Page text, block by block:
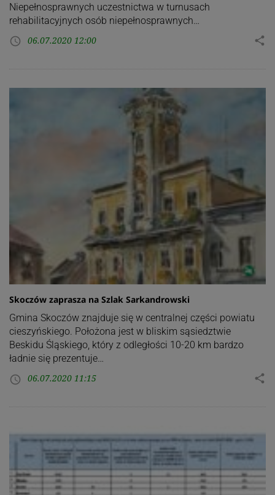
Niepełnosprawnych uczestnictwa w turnusach
rehabilitacyjnych osób niepełnosprawnych…
access_time 06.07.2020 12:00 share
Skoczów zaprasza na Szlak Sarkandrowski
Gmina Skoczów znajduje się w centralnej części powiatu
cieszyńskiego. Położona jest w bliskim sąsiedztwie
Beskidu Śląskiego, który z odległości 10-20 km bardzo
ładnie się prezentuje…
access_time 06.07.2020 11:15 share